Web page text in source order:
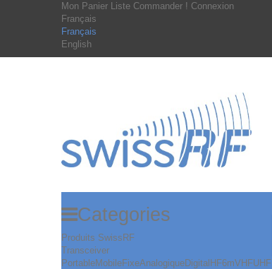
Mon Panier Liste Commander ! Connexion
Français
Français
English
Categories
Produits SwissRF
Transceiver
PortableMobileFixeAnalogiqueDigitalHF6mVHFUHF